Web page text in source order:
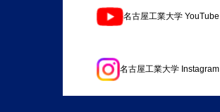
名古屋工業大学 YouTube
名古屋工業大学 Instagram